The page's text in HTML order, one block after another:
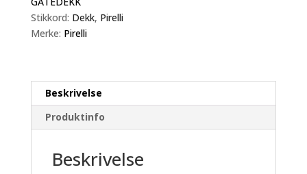
M/C
(82W)
Stikkord: Dekk, Pirelli
Merke: Pirelli
Beskrivelse
Produktinfo
Beskrivelse